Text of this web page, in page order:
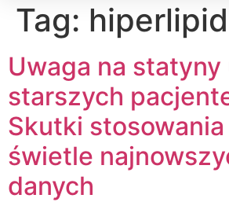
Tag:
Uwaga na statyny
starszych
Skutki
świetle
danych